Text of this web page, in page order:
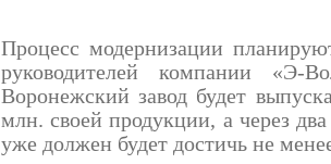
Процесс модернизации
руководителей компании «Э-
Воронежский завод будет
млн. своей продукции, а через
уже должен будет достичь не